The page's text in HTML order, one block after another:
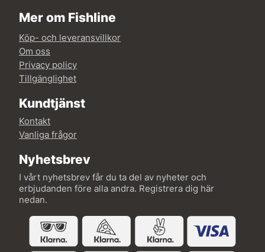
Mer om Fishline
Köp- och leveransvillkor
Om oss
Privacy policy
Tillgänglighet
Kundtjänst
Kontakt
Vanliga frågor
Nyhetsbrev
I vårt nyhetsbrev får du ta del av nyheter och
erbjudanden före alla andra. Registrera dig här
nedan.